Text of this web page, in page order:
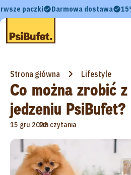
paczki Darmowa dostawa
Strona główna Lifestyle
Co można zrobić
jedzeniu PsiBufet?
15 gru 2022
•
1m czytania